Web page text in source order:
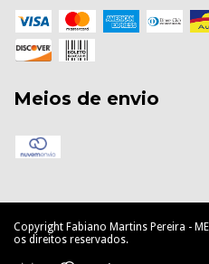
Meios de envio
Copyright Fabiano Martins Pereira -
os direitos reservados.